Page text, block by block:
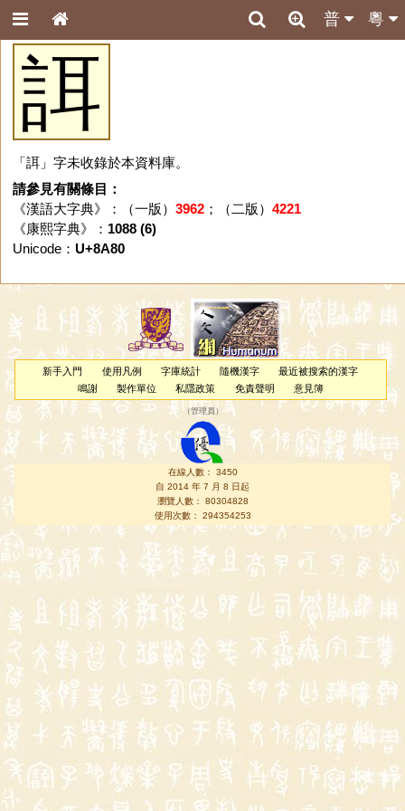
粵
普
誀
「誀」字未收錄於本資料庫。
請參見有關條目：
《漢語大字典》：（一版） 3962；（二版） 4221
《康熙字典》： 1088 (6)
Unicode： U+8A80
新手入門 使用凡例 字庫統計 隨機漢字
最近被搜索的漢字
鳴謝
製作單位 私隱政策 免責聲明 意見簿
（管理員 ）
在線人數： 3450
自 2014 年 7 月 8 日起
瀏覽人數： 80304828
使用次數： 294354253